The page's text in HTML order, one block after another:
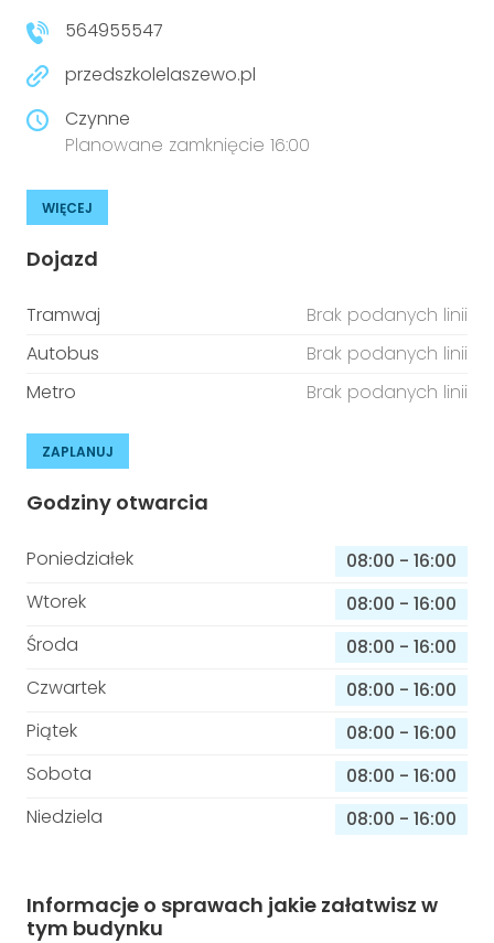
564955547
przedszkolelaszewo.pl
Czynne
Planowane zamknięcie 16:00
WIĘCEJ
Dojazd
Tramwaj
Brak podanych linii
Autobus
Brak podanych linii
Metro
Brak podanych linii
ZAPLANUJ
Godziny otwarcia
Poniedziałek 08:00 - 16:00
Wtorek
08:00 - 16:00
Środa
08:00 - 16:00
Czwartek
08:00 - 16:00
Piątek
08:00 - 16:00
Sobota
08:00 - 16:00
Niedziela
08:00 - 16:00
Informacje o sprawach jakie załatwisz w
tym budynku